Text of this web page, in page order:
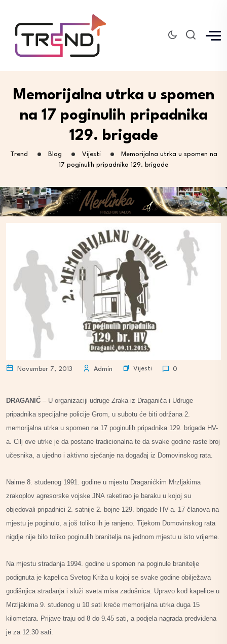
Memorijalna utrka u spomen
na 17 poginulih pripadnika
129. brigade
Trend Blog Vijesti
Memorijalna utrka u spomen na
17 poginulih pripadnika 129. brigade
November 7, 2013 Admin Vijesti 0
DRAGANIĆ – U organizaciji udruge Zraka iz Draganića i Udruge
pripadnika specijalne policije Grom, u subotu će biti održana 2.
memorijalna utrka u spomen na 17 poginulih pripadnika 129. brigade HV-
a. Cilj ove utrke je da postane tradicionalna te da svake godine raste broj
učesnika, a ujedno i aktivno sjećanje na događaj iz Domovinskog rata.
Naime 8. studenog 1991. godine u mjestu Draganićkim Mrzljakima
zrakoplov agresorske vojske JNA raketirao je baraku u kojoj su
objedovali pripadnici 2. satnije 2. bojne 129. brigade HV-a. 17 članova na
mjestu je poginulo, a još toliko ih je ranjeno. Tijekom Domovinskog rata
nigdje nije bilo toliko poginulih branitelja na jednom mjestu u isto vrijeme.
Na mjestu stradanja 1994. godine u spomen na poginule branitelje
podignuta je kapelica Svetog Križa u kojoj se svake godine obilježava
godišnjica stradanja i služi sveta misa zadušnica. Upravo kod kapelice u
Mrzljakima 9. studenog u 10 sati kreće memorijalna utrka duga 15
kilometara. Prijave traju od 8 do 9.45 sati, a podjela nagrada predviđena
je za 12.30 sati.